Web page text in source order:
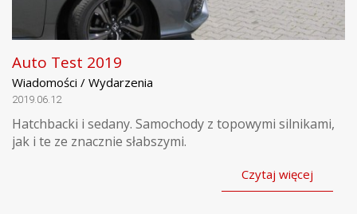
Auto Test 2019
Wiadomości / Wydarzenia
2019.06.12
Hatchbacki i sedany. Samochody z topowymi silnikami,
jak i te ze znacznie słabszymi.
Czytaj więcej